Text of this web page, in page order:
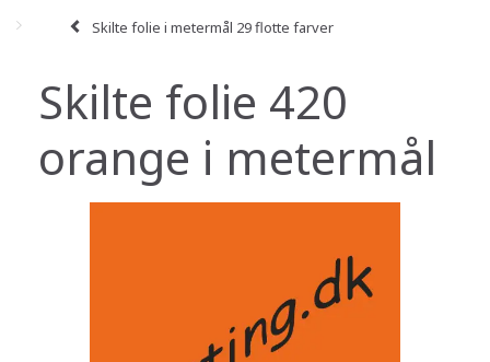
Skilte folie i metermål 29 flotte farver
Skilte folie 420
orange i metermål